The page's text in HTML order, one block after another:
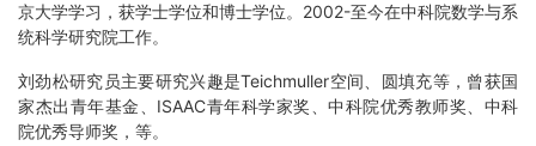
京大学学习，获学士学位和博士学位。2002-至今在中科院数学与系
统科学研究院工作。
刘劲松研究员主要研究兴趣是Teichmuller空间、圆填充等，曾获国
家杰出青年基金、ISAAC青年科学家奖、中科院优秀教师奖、中科
院优秀导师奖，等。